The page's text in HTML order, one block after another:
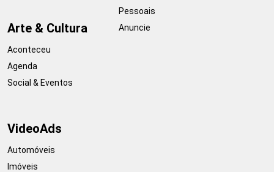
Arte & Cultura
Aconteceu
Agenda
Social & Eventos
Pessoais
Anuncie
VideoAds
Automóveis
Imóveis